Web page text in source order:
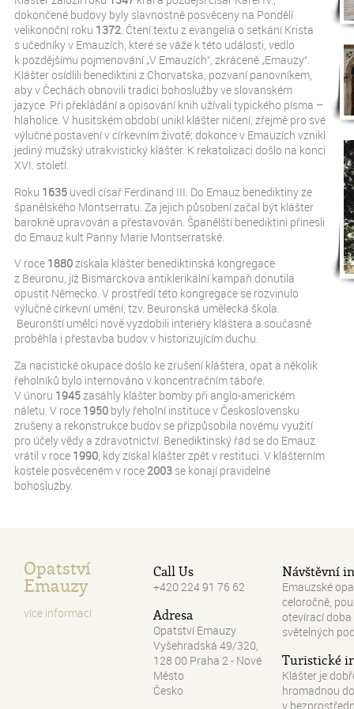
dokončené budovy byly slavnostně posvěceny na Pondělí
velikonoční roku 1372. Čtení textu z evangelia o setkání Krista
s učedníky v Emauzích, které se váže k této události, vedlo
k pozdějšímu pojmenování „V Emauzích“, zkráceně „Emauzy“.
Klášter osídlili benediktini z Chorvatska, pozvaní panovníkem,
aby v Čechách obnovili tradici bohoslužby ve slovanském
jazyce. Při překládání a opisování knih užívali typického písma –
hlaholice. V husitském období unikl klášter ničení, zřejmě pro své
výlučné postavení v církevním životě; dokonce v Emauzích vznikl
jediný mužský utrakvistický klášter. K rekatolizaci došlo na konci
XVI. století.
Roku 1635 uvedl císař Ferdinand III. Do Emauz benediktiny ze
španělského Montserratu. Za jejich působení začal být klášter
barokně upravován a přestavován. Španělští benediktini přinesli
do Emauz kult Panny Marie Montserratské.
V roce 1880získala klášter benediktinská kongregace
z Beuronu, jíž Bismarckova antiklerikální kampaň donutila
opustit Německo. V prostředí této kongregace se rozvinulo
výlučně církevní umění, tzv. Beuronská umělecká škola.
Beuronští umělci nově vyzdobili interiéry kláštera a současně
proběhla i přestavba budov v historizujícím duchu.
Za nacistické okupace došlo ke zrušení kláštera, opat a několik
řeholníků bylo internováno v koncentračním táboře.
V únoru 1945zasáhly klášter bomby při anglo-americkém
náletu. V roce 1950 byly řeholní instituce v Československu
zrušeny a rekonstrukce budov se přizpůsobila novému využití
pro účely vědy a zdravotnictví. Benediktinský řád se do Emauz
vrátil v roce 1990 , kdy získal klášter zpět v restituci. V klášterním
kostele posvěceném v roce 2003 se konají pravidelné
bohoslužby.
Opatství
Emauzy
více informací
Call Us
+420 224 91 76 62
Adresa
Opatství Emauzy
Vyšehradská 49/320,
128 00 Praha 2 - Nové
Město
Česko
Návštěvní
Emauzské
celoročně,
otevírací
světelných
Turistické
Klášter je
hromadnou
v